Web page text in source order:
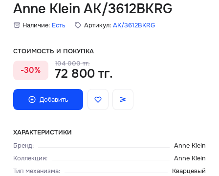
Anne Klein AK/3612BKRG
Наличие: Есть Артикул: AK/3612BKRG
СТОИМОСТЬ И ПОКУПКА
-30%
104 000 тг.
72 800 тг.
Добавить
ХАРАКТЕРИСТИКИ
Бренд:
Anne Klein
Коллекция:
Anne Klein
Тип механизма:
Кварцевый
Главная
О нас
Доставка и оплата
Блог